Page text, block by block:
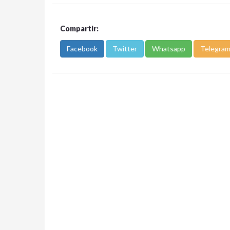
Compartir:
Facebook Twitter Whatsapp Telegram